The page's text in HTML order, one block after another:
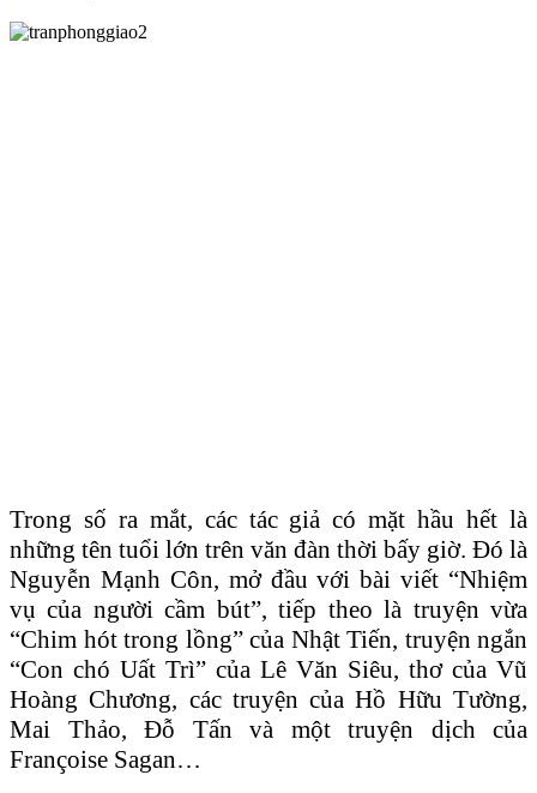
Trong số ra mắt, các tác giả có mặt hầu hết là
những tên tuổi lớn trên văn đàn thời bấy giờ. Đó là
Nguyễn Mạnh Côn, mở đầu với bài viết “Nhiệm
vụ của người cầm bút”, tiếp theo là truyện vừa
“Chim hót trong lồng” của Nhật Tiến, truyện ngắn
“Con chó Uất Trì” của Lê Văn Siêu, thơ của Vũ
Hoàng Chương, các truyện của Hồ Hữu Tường,
Mai Thảo, Đỗ Tấn và một truyện dịch của
Françoise Sagan…